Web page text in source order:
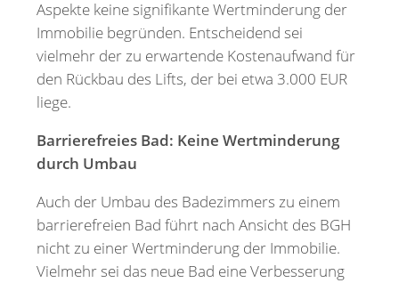
Aspekte keine signifikante Wertminderung der
Immobilie begründen. Entscheidend sei
vielmehr der zu erwartende Kostenaufwand für
den Rückbau des Lifts, der bei etwa 3.000 EUR
liege.
Barrierefreies Bad: Keine Wertminderung
durch Umbau
Auch der Umbau des Badezimmers zu einem
barrierefreien Bad führt nach Ansicht des BGH
nicht zu einer Wertminderung der Immobilie.
Vielmehr sei das neue Bad eine Verbesserung